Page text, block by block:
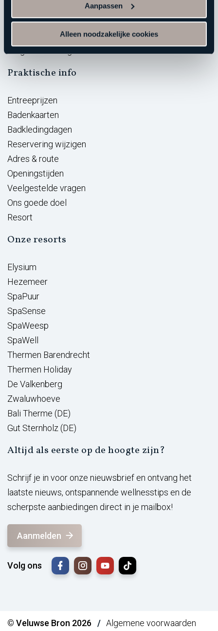
Aanpassen
Alleen noodzakelijke cookies
Massage opleidingen
Wellness Giftcard
Praktische info
Entreeprijzen
Badenkaarten
Badkledingdagen
Reservering wijzigen
Adres & route
Openingstijden
Veelgestelde vragen
Ons goede doel
Resort
Onze resorts
Elysium
Hezemeer
SpaPuur
SpaSense
SpaWeesp
SpaWell
Thermen Barendrecht
Thermen Holiday
De Valkenberg
Zwaluwhoeve
Bali Therme (DE)
Gut Sternholz (DE)
Altijd als eerste op de hoogte zijn?
Schrijf je in voor onze nieuwsbrief en ontvang het
laatste nieuws, ontspannende wellnesstips en de
scherpste aanbiedingen direct in je mailbox!
Aanmelden
Volg ons
© Veluwse Bron 2026 Algemene voorwaarden